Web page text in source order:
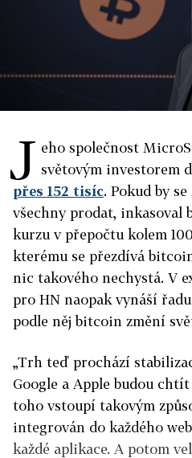
J eho společnost
světovým investorem
přes 152 tisíc. Pokud by
všechny prodat, inkasoval
kurzu v přepočtu kolem
kterému se přezdívá
nic takového nechystá. V
pro HN naopak vynáší
podle něj bitcoin změní
„Trh teď prochází
Google a Apple budou
toho vstoupí takovým
integrován do každého
každé aplikace. A potom